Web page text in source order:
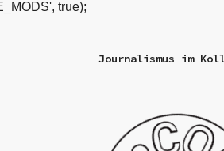
true);
Journalismus im